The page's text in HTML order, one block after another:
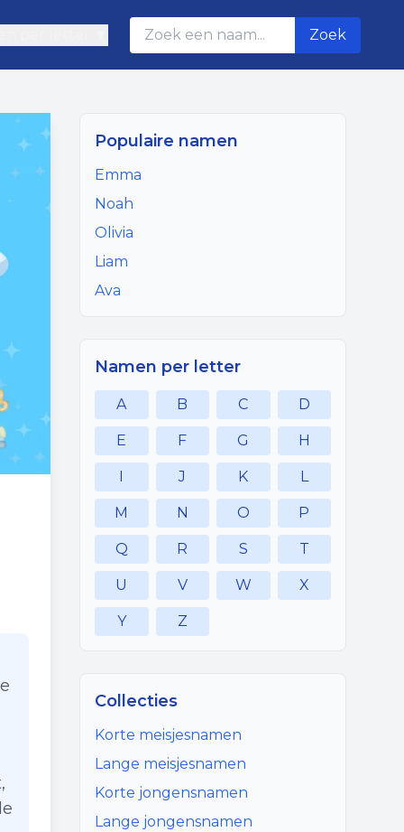
Zoek
Populaire namen
Emma
Noah
Olivia
Liam
Ava
Namen per letter
A B C D
E F G H
I J K L
M N O P
Q R S T
U V W X
Y Z
Collecties
Korte meisjesnamen
Lange meisjesnamen
Korte jongensnamen
Lange jongensnamen